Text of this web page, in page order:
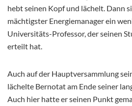
hebt seinen Kopf und lächelt. Dann
mächtigster Energiemanager ein
Universitäts-Professor, der seinen
erteilt hat.
Auch auf der Hauptversammlung
lächelte Bernotat am Ende seiner
Auch hier hatte er seinen Punkt